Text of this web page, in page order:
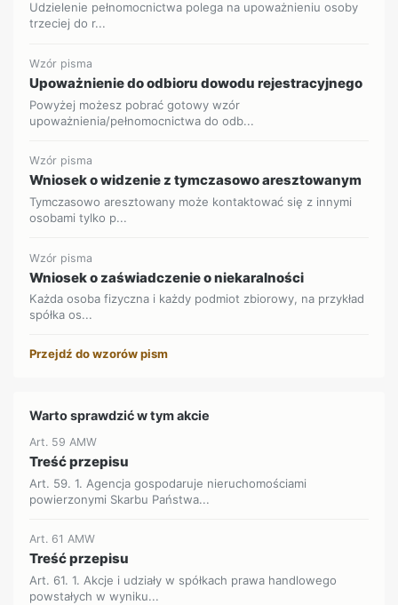
Udzielenie pełnomocnictwa polega na upoważnieniu osoby
trzeciej do r...
Wzór pisma
Upoważnienie do odbioru dowodu rejestracyjnego
Powyżej możesz pobrać gotowy wzór
upoważnienia/pełnomocnictwa do odb...
Wzór pisma
Wniosek o widzenie z tymczasowo aresztowanym
Tymczasowo aresztowany może kontaktować się z innymi
osobami tylko p...
Wzór pisma
Wniosek o zaświadczenie o niekaralności
Każda osoba fizyczna i każdy podmiot zbiorowy, na przykład
spółka os...
Przejdź do wzorów pism
Warto sprawdzić w tym akcie
Art. 59 AMW
Treść przepisu
Art. 59. 1. Agencja gospodaruje nieruchomościami
powierzonymi Skarbu Państwa...
Art. 61 AMW
Treść przepisu
Art. 61. 1. Akcje i udziały w spółkach prawa handlowego
powstałych w wyniku...